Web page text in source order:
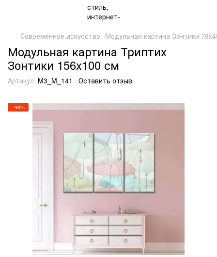
Современное искусство Модульная картина Зонтики
Модульная картина Триптих
Зонтики 156x100 см
Артикул: M3_M_141 Оставить отзыв
−46%